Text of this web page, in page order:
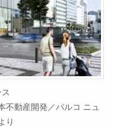
不動産開発／パルコ ニュ
り